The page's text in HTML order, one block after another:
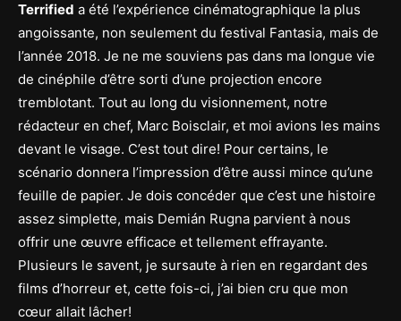
Terrified a été l’expérience cinématographique la plus
angoissante, non seulement du festival Fantasia, mais de
l’année 2018. Je ne me souviens pas dans ma longue vie
de cinéphile d’être sorti d’une projection encore
tremblotant. Tout au long du visionnement, notre
rédacteur en chef, Marc Boisclair, et moi avions les mains
devant le visage. C’est tout dire! Pour certains, le
scénario donnera l’impression d’être aussi mince qu’une
feuille de papier. Je dois concéder que c’est une histoire
assez simplette, mais Demián Rugna parvient à nous
offrir une œuvre efficace et tellement effrayante.
Plusieurs le savent, je sursaute à rien en regardant des
films d’horreur et, cette fois-ci, j’ai bien cru que mon
cœur allait lâcher!